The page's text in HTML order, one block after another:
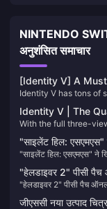
NINTENDO
अनुशंसित समाचार
[Identity V] A
Girl Mains – Every
Identity V has tons of
practically the
some of the cutest
heart skip a beat!
Identity V | The
Embalmer Finally
With the full three-
appreciate the full-
skin — and it has
Honestly, this design
"साइलेंट हिल: एसएमएस"
आधिकारिक तौर पर
"साइलेंट हिल: एसएमएस" ने
पर सर्वेक्षण शुरू किया
"हेलडाइवर 2" पीसी पैच
चीट सिस्टम का उपयोग
"हेलडाइवर 2" पीसी पैच
का उपयोग क्यों किया जाता है
जीएससी नया उत्पाद